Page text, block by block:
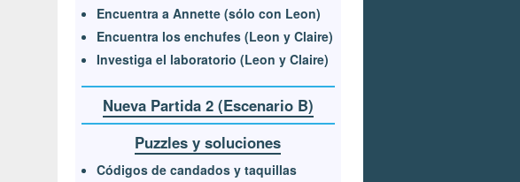
Encuentra a Annette (sólo con Leon)
Encuentra los enchufes (Leon y Claire)
Investiga el laboratorio (Leon y Claire)
Nueva Partida 2 (Escenario B)
Puzzles y soluciones
Códigos de candados y taquillas